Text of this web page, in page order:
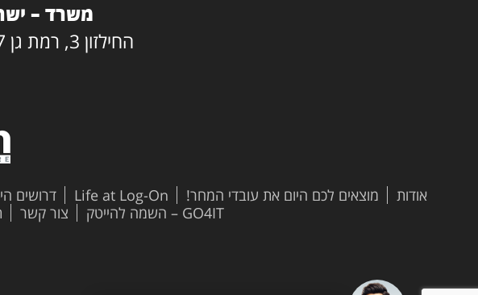
משרד –
החילזון 3, רמת גן 5252267
אודות מוצאים לכם היום את עובדי המחר! Life at Log-On דרושים
GO4IT – השמה להייטק
צור קשר